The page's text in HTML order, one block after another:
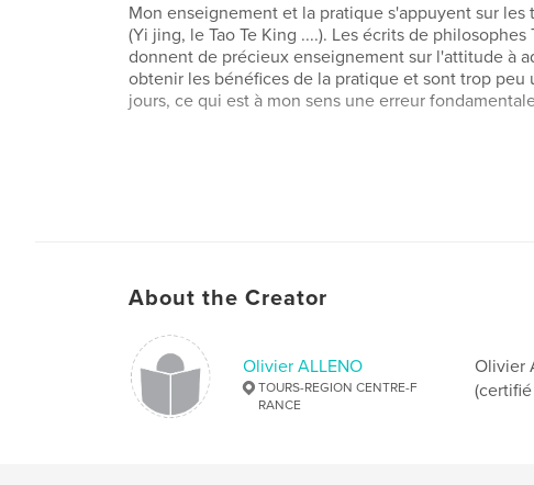
Mon enseignement et la pratique s'appuyent sur les
(Yi jing, le Tao Te King ....). Les écrits de philosophes
donnent de précieux enseignement sur l'attitude à
obtenir les bénéfices de la pratique et sont trop peu
jours, ce qui est à mon sens une erreur
About the Creator
Olivier ALLENO
TOURS-REGION CENTRE-F
RANCE
Olivier